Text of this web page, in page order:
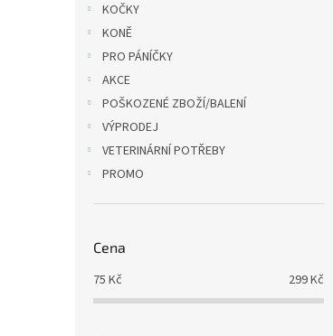
KOČKY
KONĚ
PRO PÁNÍČKY
AKCE
POŠKOZENÉ ZBOŽÍ/BALENÍ
VÝPRODEJ
VETERINÁRNÍ POTŘEBY
PROMO
Cena
75 Kč 299Kč